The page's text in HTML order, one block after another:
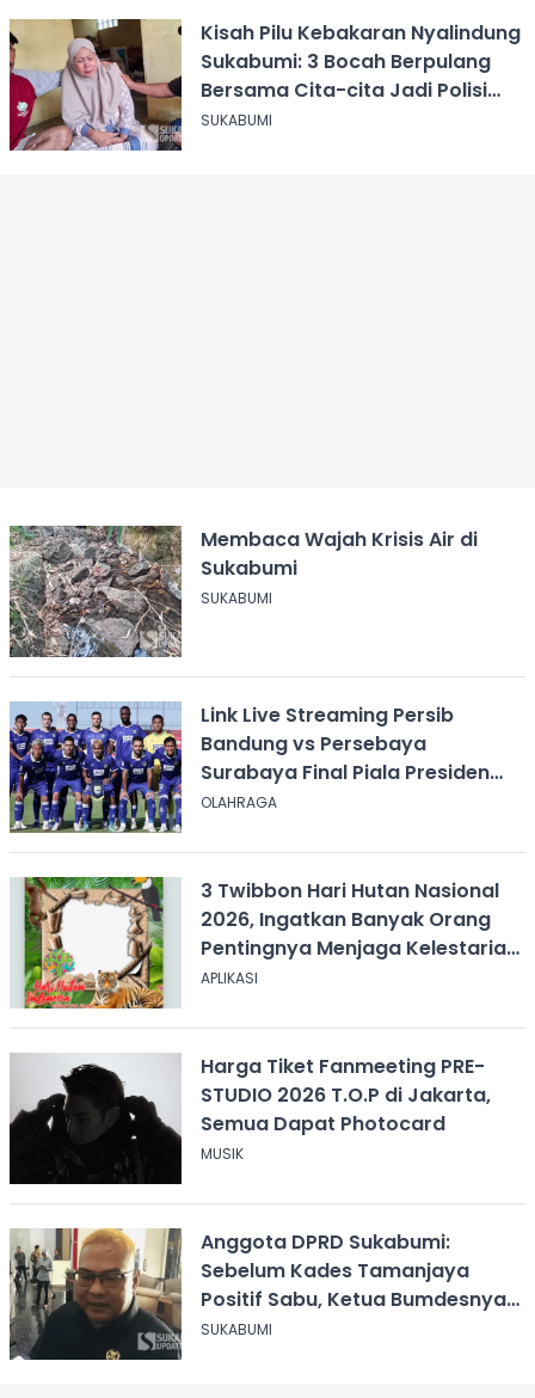
Kisah Pilu Kebakaran Nyalindung
Sukabumi: 3 Bocah Berpulang
Bersama Cita-cita Jadi Polisi
dan Guru
SUKABUMI
Membaca Wajah Krisis Air di
Sukabumi
SUKABUMI
Link Live Streaming Persib
Bandung vs Persebaya
Surabaya Final Piala Presiden
2026, Kick-off Pukul 20.00 WIB
OLAHRAGA
3 Twibbon Hari Hutan Nasional
2026, Ingatkan Banyak Orang
Pentingnya Menjaga Kelestarian
Hutan
APLIKASI
Harga Tiket Fanmeeting PRE-
STUDIO 2026 T.O.P di Jakarta,
Semua Dapat Photocard
MUSIK
Anggota DPRD Sukabumi:
Sebelum Kades Tamanjaya
Positif Sabu, Ketua Bumdesnya
Juga Terjerat Dugaan Narkoba
SUKABUMI